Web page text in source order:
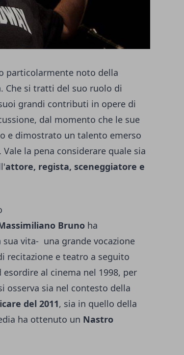
particolarmente noto della
Che si tratti del suo ruolo di
grandi contributi in opere di
dal momento che le sue
e dimostrato un talento emerso
la pena considerare quale sia
attore, regista, sceneggiatore e
Bruno ha
vita- una grande vocazione
recitazione e teatro a seguito
al cinema nel 1998, per
osserva sia nel contesto della
del 2011, sia in quello della
ha ottenuto un Nastro